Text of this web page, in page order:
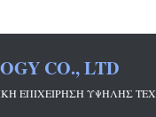
CO., LTD
ΕΘΝΙΚΉ ΕΠΙΧΕΊΡΗΣΗ